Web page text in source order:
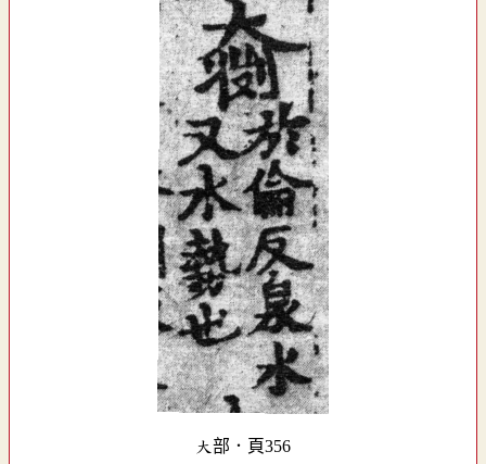
大部．頁356